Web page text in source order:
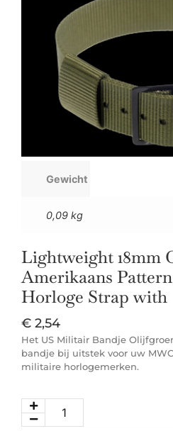
Gewicht
0,09 kg
Lightweight 18mm
Amerikaans
Horloge Strap with
€ 2,54
Het US Militair Bandje
bandje bij uitstek voor uw
militaire horlogemerken.